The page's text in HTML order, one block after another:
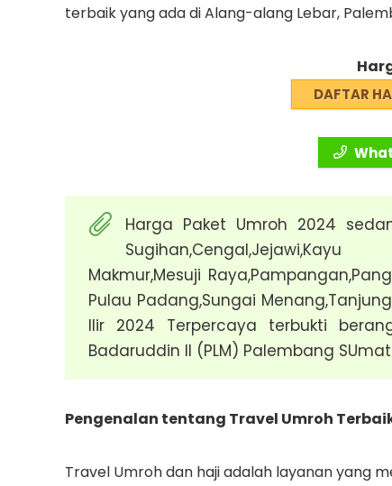
terbaik yang ada di Alang-alang Lebar,
DAFTAR
Harga Paket Umroh 2024
Sugihan,Cengal,Jejawi,Kayu
Makmur,Mesuji
Pulau Padang,Sungai
Ilir 2024 Terpercaya terbukti
Badaruddin II (PLM) Palembang
Pengenalan tentang Travel Umroh
Travel Umroh dan haji adalah layanan yang